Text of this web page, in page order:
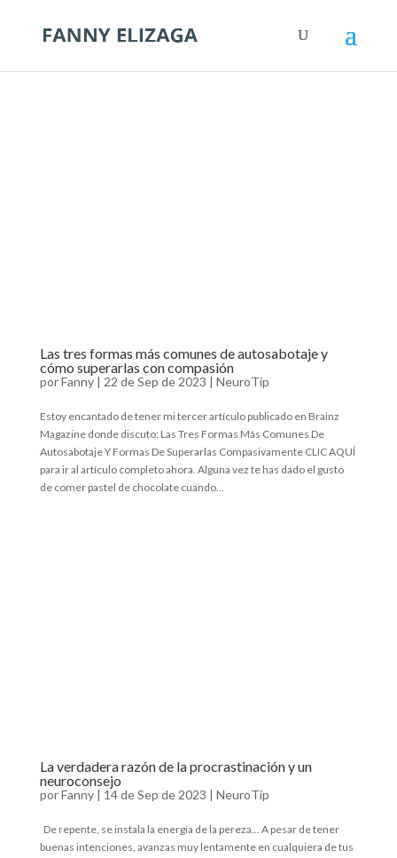
Las tres formas más comunes de autosabotaje y
cómo superarlas con compasión
porFanny| 22 de Sep de 2023 | NeuroTip
Estoy encantado de tener mi tercer artículo publicado en Brainz
Magazine donde discuto: Las Tres Formas Más Comunes De
Autosabotaje Y Formas De Superarlas Compasivamente CLIC AQUÍ
para ir al artículo completo ahora. Alguna vez te has dado el gusto
de comer pastel de chocolate cuando...
La verdadera razón de la procrastinación y un
neuroconsejo
porFanny| 14 de Sep de 2023 | NeuroTip
De repente, se instala la energía de la pereza... A pesar de tener
buenas intenciones, avanzas muy lentamente en cualquiera de tus